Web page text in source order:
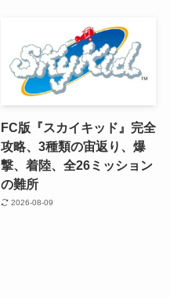
FC版『スカイキッド』完全
攻略、3種類の宙返り、爆
撃、着陸、全26ミッション
の難所
2026-08-09